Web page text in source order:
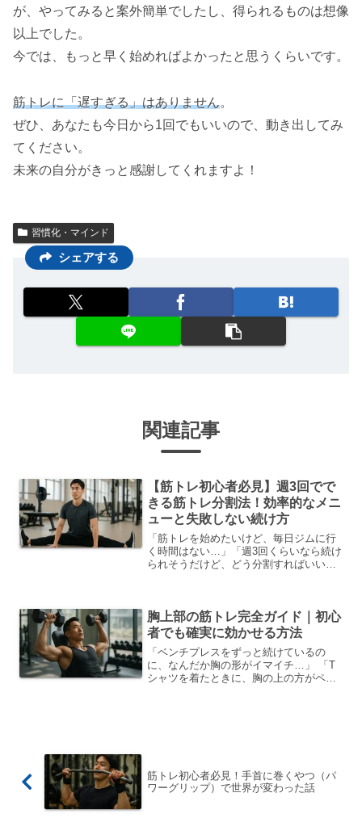
が、やってみると案外簡単でしたし、得られるものは想像
以上でした。
今では、もっと早く始めればよかったと思うくらいです。
筋トレに「遅すぎる」はありません。
ぜひ、あなたも今日から1回でもいいので、動き出してみ
てください。
未来の自分がきっと感謝してくれますよ！
習慣化・マインド
シェアする
関連記事
【筋トレ初心者必見】週3回でで
きる筋トレ分割法！効率的なメニ
ューと失敗しない続け方
「筋トレを始めたいけど、毎日ジムに行
く時間はない…」「週3回くらいなら続け
られそうだけど、どう分割すればいい
胸上部の筋トレ完全ガイド｜初心
者でも確実に効かせる方法
「ベンチプレスをずっと続けているの
に、なんだか胸の形がイマイチ…」 「T
シャツを着たときに、胸の上の方がペタ
筋トレ初心者必見！手首に巻くやつ（パ
ワーグリップ）で世界が変わった話